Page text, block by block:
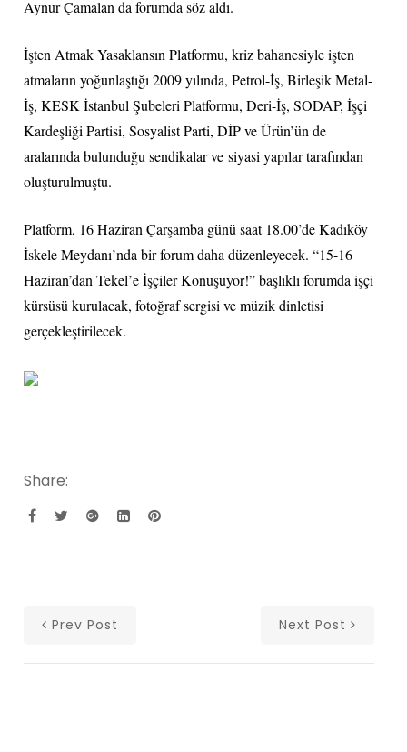
Aynur Çamalan da forumda söz aldı.
İşten Atmak Yasaklansın Platformu, kriz bahanesiyle işten
atmaların yoğunlaştığı 2009 yılında, Petrol-İş, Birleşik Metal-
İş, KESK İstanbul Şubeleri Platformu, Deri-İş, SODAP, İşçi
Kardeşliği Partisi, Sosyalist Parti, DİP ve Ürün’ün de
aralarında bulunduğu sendikalar ve siyasi yapılar tarafından
oluşturulmuştu.
Platform, 16 Haziran Çarşamba günü saat 18.00’de Kadıköy
İskele Meydanı’nda bir forum daha düzenleyecek. “15-16
Haziran’dan Tekel’e İşçiler Konuşuyor!” başlıklı forumda işçi
kürsüsü kurulacak, fotoğraf sergisi ve müzik dinletisi
gerçekleştirilecek.
Share:
Prev Post Next Post